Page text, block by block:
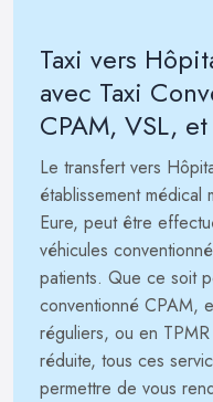
Taxi vers
avec Taxi
CPAM, VSL, et
Le transfert vers
établissement médical
Eure, peut être
véhicules
patients. Que ce soit
conventionné CPAM,
réguliers, ou en
réduite, tous ces
permettre de vous